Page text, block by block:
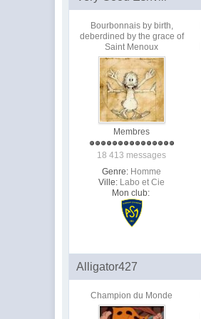
Bourbonnais by birth,
deberdined by the grace of
Saint Menoux
Membres
18 413 messages
Genre: Homme
Ville: Labo et Cie
Mon club:
Alligator427
Champion du Monde